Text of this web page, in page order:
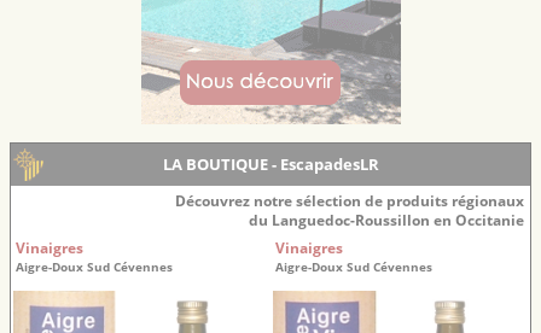
LA BOUTIQUE - EscapadesLR
Découvrez notre sélection de produits régionaux
du Languedoc-Roussillon en Occitanie
Vinaigres
Aigre-Doux Sud Cévennes
Vinaigres
Aigre-Doux Sud Cévennes